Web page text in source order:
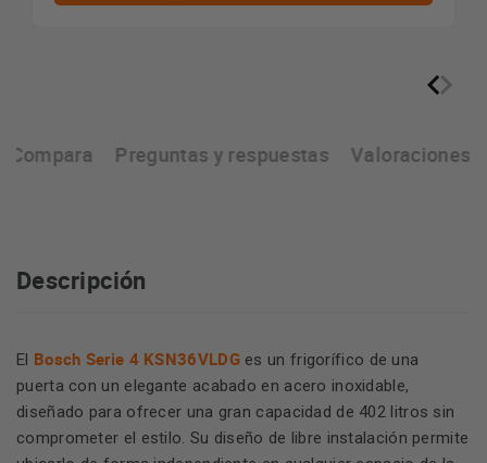
Compara Preguntas y respuestas Valoraciones
Descripción
El Bosch Serie 4 KSN36VLDGes un frigorífico de una
puerta con un elegante acabado en acero inoxidable,
diseñado para ofrecer una gran capacidad de 402 litros sin
comprometer el estilo. Su diseño de libre instalación permite